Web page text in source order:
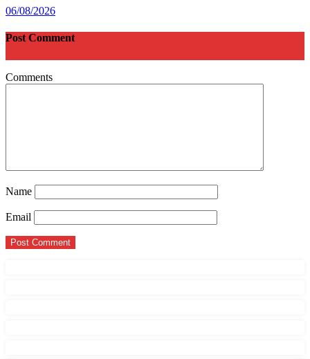
06/08/2026
Post Comment
Comments
Name
Email